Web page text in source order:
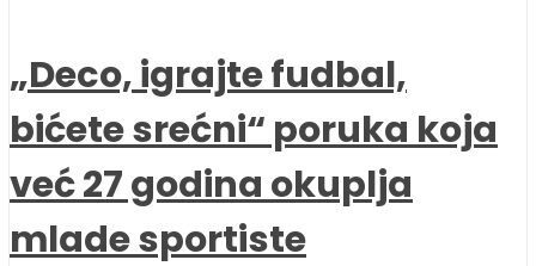
„Deco, igrajte fudbal,
bićete srećni“ poruka koja
već 27 godina okuplja
mlade sportiste